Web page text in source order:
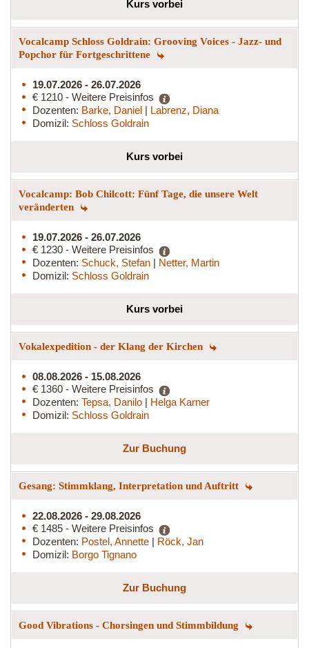
Kurs vorbei
Vocalcamp Schloss Goldrain: Grooving Voices - Jazz- und
Popchor für Fortgeschrittene
19.07.2026 - 26.07.2026
€ 1210 - Weitere Preisinfos
Dozenten: Barke, Daniel | Labrenz, Diana
Domizil: Schloss Goldrain
Kurs vorbei
Vocalcamp: Bob Chilcott: Fünf Tage, die unsere Welt
veränderten
19.07.2026 - 26.07.2026
€ 1230 - Weitere Preisinfos
Dozenten: Schuck, Stefan | Netter, Martin
Domizil: Schloss Goldrain
Kurs vorbei
Vokalexpedition - der Klang der Kirchen
08.08.2026 - 15.08.2026
€ 1360 - Weitere Preisinfos
Dozenten: Tepsa, Danilo | Helga Karner
Domizil: Schloss Goldrain
Zur Buchung
Gesang: Stimmklang, Interpretation und Auftritt
22.08.2026 - 29.08.2026
€ 1485 - Weitere Preisinfos
Dozenten: Postel, Annette | Röck, Jan
Domizil: Borgo Tignano
Zur Buchung
Good Vibrations - Chorsingen und Stimmbildung